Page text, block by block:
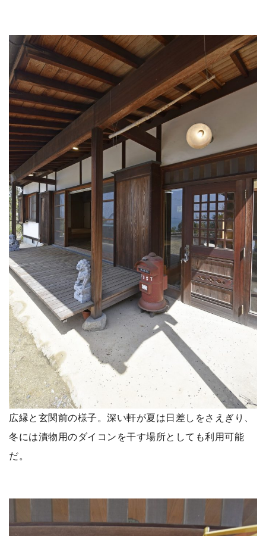
広縁と玄関前の様子。深い軒が夏は日差しをさえぎり、
冬には漬物用のダイコンを干す場所としても利用可能
だ。